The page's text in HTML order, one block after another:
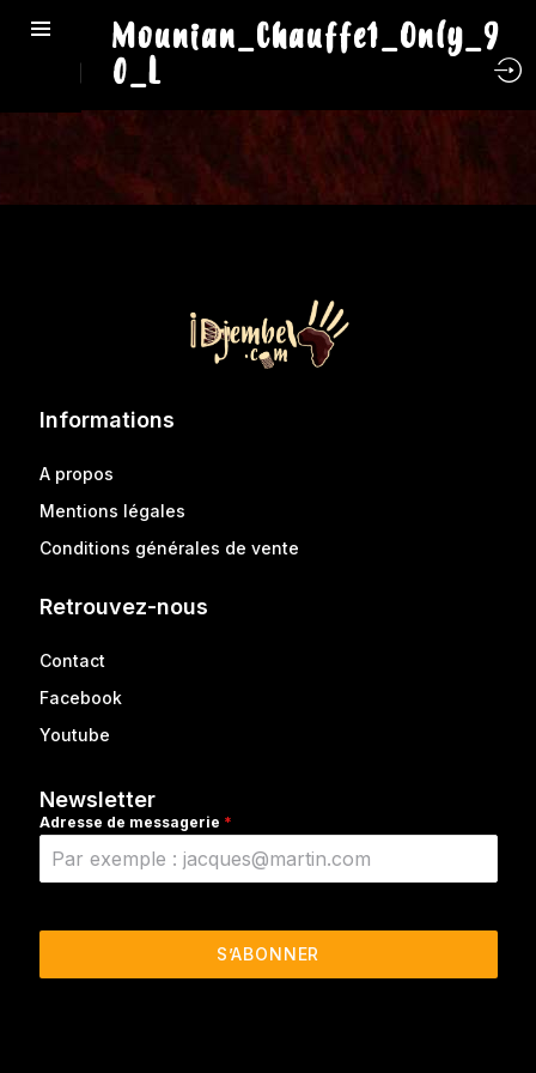
Mounian_Chauffe1_Only_9
0_L
Informations
A propos
Mentions légales
Conditions générales de vente
Retrouvez-nous
Contact
Facebook
Youtube
Newsletter
Adresse de messagerie *
S’ABONNER